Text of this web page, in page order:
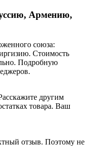
Армению,
союза:
Стоимость
Подробную
другим
товара. Ваш
отзыв. Поэтому не